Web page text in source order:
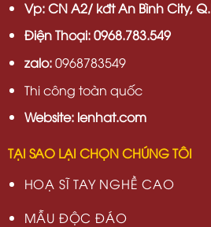
Vp: CN A2/ kđt An Bình City,
Điện Thoại: 0968.783.549
zalo:0968783549
Thi công toàn quốc
Website: lenhat.com
TẠI SAO LẠI CHỌN CHÚNG TÔI
HOẠ SĨ TAY NGHỀ CAO
MẪU ĐỘC ĐÁO